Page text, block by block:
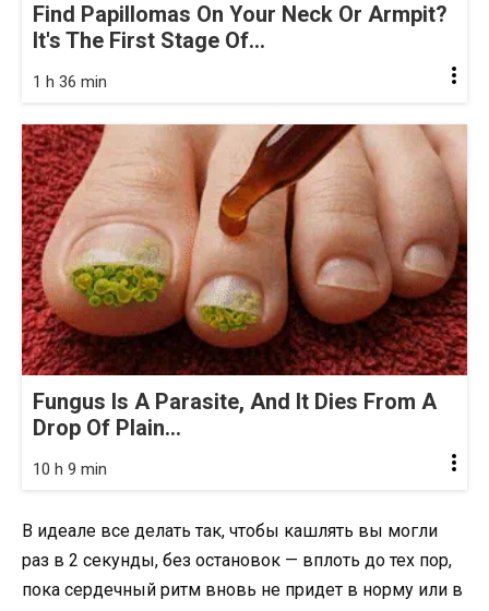
Find Papillomas On Your Neck Or Armpit?
It's The First Stage Of...
1 h 36 min
Fungus Is A Parasite, And It Dies From A
Drop Of Plain...
10 h 9 min
В идеале все делать так, чтобы кашлять вы могли
раз в 2 секунды, без остановок — вплоть до тех пор,
пока сердечный ритм вновь не придет в норму или в